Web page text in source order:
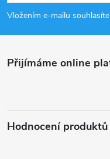
p
a
Vložením e-mailu
Přijímáme online
Hodnocení produktů